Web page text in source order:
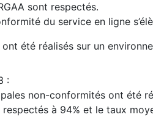
sont respectés.
du service en ligne
été réalisés sur un
:
non-conformités ont été
respectés à 94% et le taux